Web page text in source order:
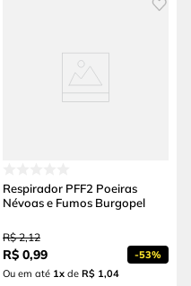
Respirador PFF2 Poeiras
Névoas e Fumos Burgopel
R$ 2,12
R$ 0,99 -53%
Ou em até 1x de R$ 1,04